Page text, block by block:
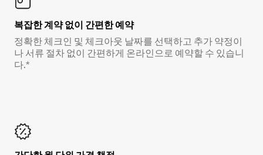
복잡한 계약 없이 간편한 예약
정확한 체크인 및 체크아웃 날짜를 선택하고 추가 약정이
나 서류 절차 없이 간편하게 온라인으로 예약할 수 있습니
다.*